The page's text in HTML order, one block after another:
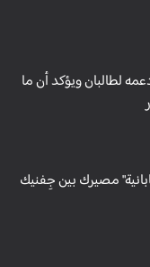
لطالبان ويؤكد أن ما
مصيرك بين جِفنيك